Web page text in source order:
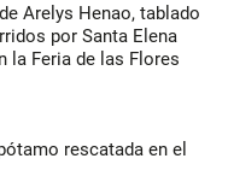
Arelys Henao, tablado
por Santa Elena
la Feria de las Flores
rescatada en el